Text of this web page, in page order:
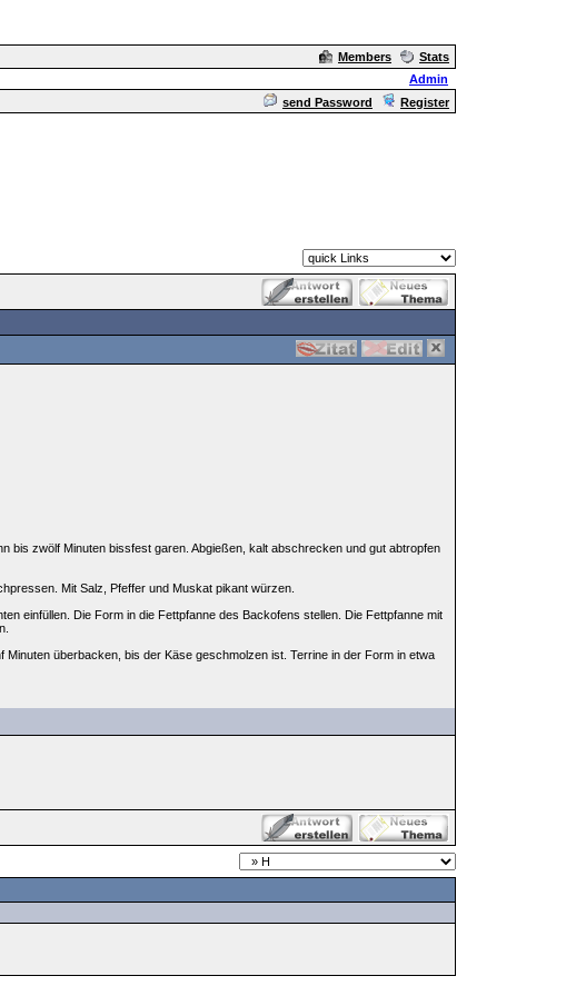
Members
Stats
Admin
send Password Register
bis zwölf Minuten bissfest garen. Abgießen, kalt abschrecken und gut abtropfen
Mit Salz, Pfeffer und Muskat pikant würzen.
einfüllen. Die Form in die Fettpfanne des Backofens stellen. Die Fettpfanne mit
überbacken, bis der Käse geschmolzen ist. Terrine in der Form in etwa